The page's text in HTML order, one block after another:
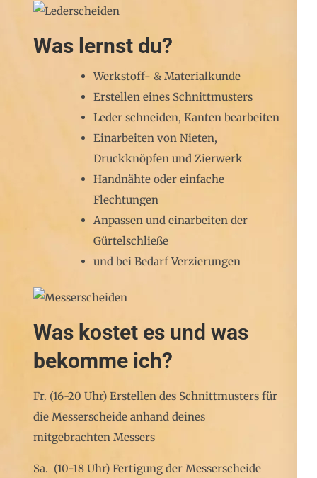
Was lernst du?
Werkstoff- & Materialkunde
Erstellen eines Schnittmusters
Leder schneiden, Kanten bearbeiten
Einarbeiten von Nieten,
Druckknöpfen und Zierwerk
Handnähte oder einfache
Flechtungen
Anpassen und einarbeiten der
Gürtelschließe
und bei Bedarf Verzierungen
Was kostet es und was
bekomme ich?
Fr. (16-20 Uhr) Erstellen des Schnittmusters für
die Messerscheide anhand deines
mitgebrachten Messers
Sa. (10-18 Uhr) Fertigung der Messerscheide